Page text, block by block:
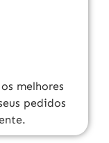
melhores
pedidos